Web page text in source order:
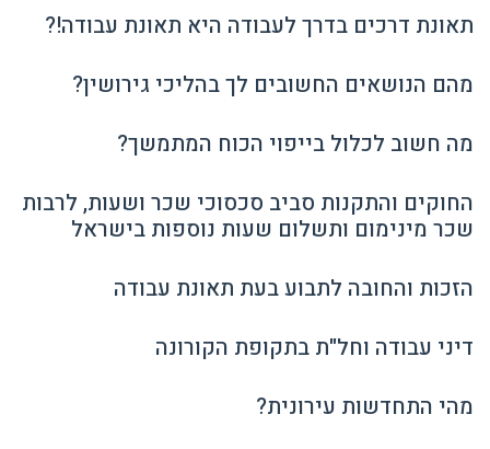
תאונת דרכים בדרך לעבודה היא תאונת עבודה!?
מהם הנושאים החשובים לך בהליכי גירושין?
מה חשוב לכלול בייפוי הכוח המתמשך?
החוקים והתקנות סביב סכסוכי שכר ושעות, לרבות
שכר מינימום ותשלום שעות נוספות בישראל
הזכות והחובה לתבוע בעת תאונת עבודה
דיני עבודה וחל"ת בתקופת הקורונה
מהי התחדשות עירונית?